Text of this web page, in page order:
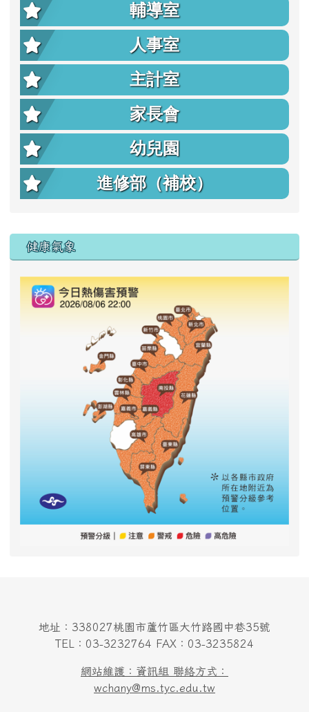
輔導室
人事室
主計室
家長會
幼兒園
進修部（補校）
右邊區域內容
健康氣象
地址：338027桃園市蘆竹區大竹路國中巷35號
TEL：03-3232764 FAX：03-3235824
網站維護：資訊組 聯絡方式：
wchany@ms.tyc.edu.tw